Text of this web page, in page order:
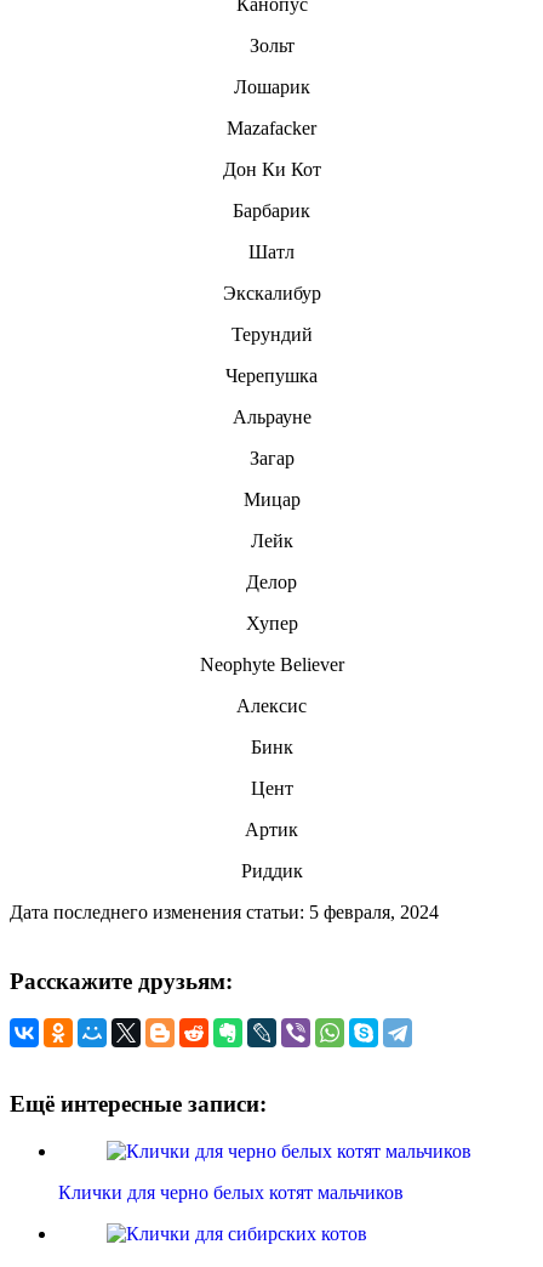
Канопус
Зольт
Лошарик
Mazafacker
Дон Ки Кот
Барбарик
Шатл
Экскалибур
Терундий
Черепушка
Альрауне
Загар
Мицар
Лeйк
Делор
Хупер
Neophyte Believer
Алексис
Бинк
Цент
Артик
Риддик
Дата последнего изменения статьи: 5 февраля, 2024
Расскажите друзьям:
Ещё интересные записи:
Клички для черно белых котят мальчиков